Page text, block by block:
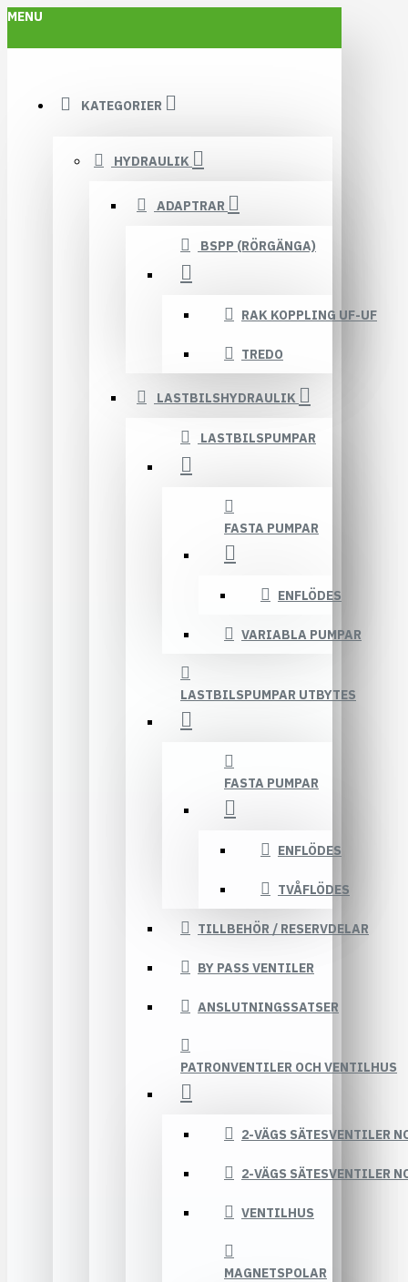
MENU
KATEGORIER
HYDRAULIK
ADAPTRAR
BSPP (RÖRGÄNGA)
RAK KOPPLING UF-UF
TREDO
LASTBILSHYDRAULIK
LASTBILSPUMPAR
FASTA PUMPAR
ENFLÖDES
VARIABLA PUMPAR
LASTBILSPUMPAR UTBYTES
FASTA PUMPAR
ENFLÖDES
TVÅFLÖDES
TILLBEHÖR / RESERVDELAR
BY PASS VENTILER
ANSLUTNINGSSATSER
PATRONVENTILER OCH VENTILHUS
2-VÄGS SÄTESVENTILER
2-VÄGS SÄTESVENTILER
VENTILHUS
MAGNETSPOLAR